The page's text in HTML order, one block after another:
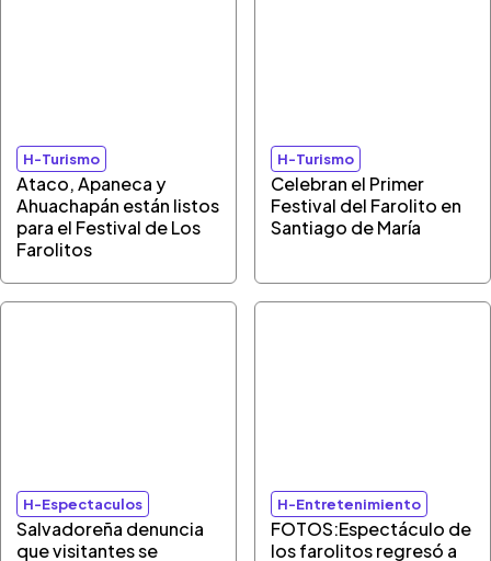
H-Turismo
Ataco, Apaneca y
Ahuachapán están listos
para el Festival de Los
Farolitos
H-Turismo
Celebran el Primer
Festival del Farolito en
Santiago de María
H-Espectaculos
Salvadoreña denuncia
que visitantes se
H-Entretenimiento
FOTOS:Espectáculo de
los farolitos regresó a